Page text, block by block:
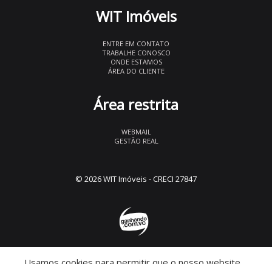
WIT Imóveis
ENTRE EM CONTATO
TRABALHE CONOSCO
ONDE ESTAMOS
ÁREA DO CLIENTE
Área restrita
WEBMAIL
GESTÃO REAL
© 2026 WIT Imóveis - CRECI 27847